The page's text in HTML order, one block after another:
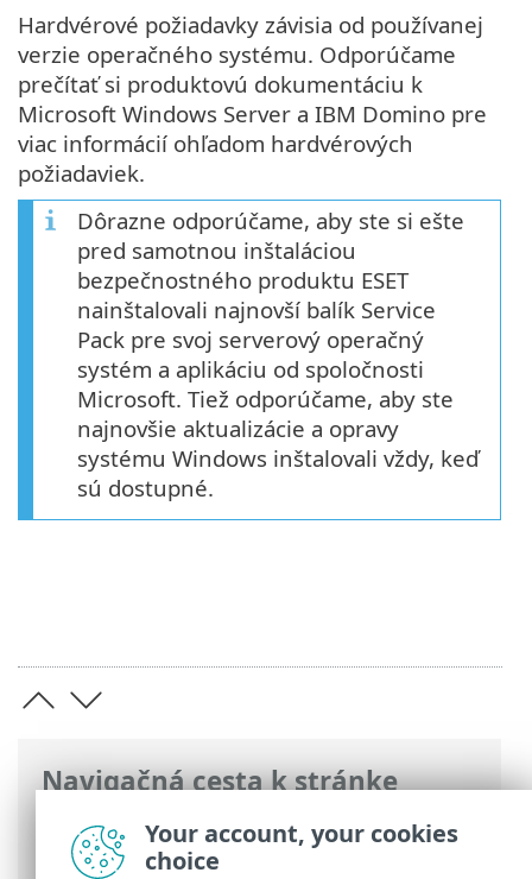
Navigačná cesta k stránke
ESET Online pomocník> ESET Mail
Security >Systémové požiadavky
Hardvérové požiadavky závisia od používanej
verzie operačného systému. Odporúčame
prečítať si produktovú dokumentáciu k
Microsoft Windows Server a IBM Domino pre
viac informácií ohľadom hardvérových
požiadaviek.
Dôrazne odporúčame, aby ste si ešte
pred samotnou inštaláciou
bezpečnostného produktu ESET
nainštalovali najnovší balík Service
Pack pre svoj serverový operačný
systém a aplikáciu od spoločnosti
Microsoft. Tiež odporúčame, aby ste
najnovšie aktualizácie a opravy
systému Windows inštalovali vždy, keď
sú dostupné.
Your account, your cookies
choice